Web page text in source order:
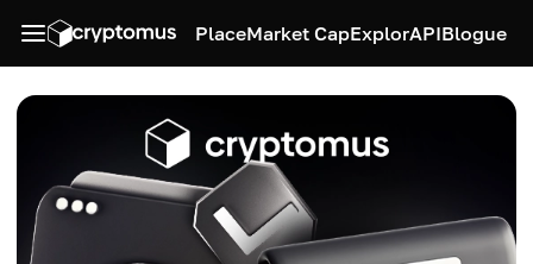
PlaceMarket CapExplorAPIBlogue